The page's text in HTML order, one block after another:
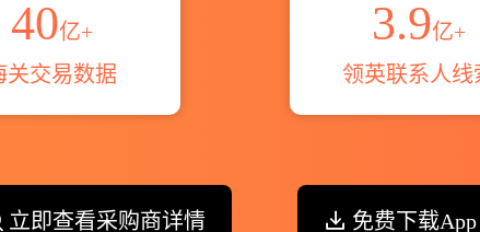
40亿+
关交易数据
3.9亿+
领英联系人线
立即查看采购商详情 免费下载App